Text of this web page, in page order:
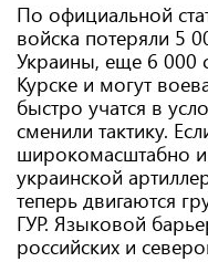
По официальной
войска потеряли 5
Украины, еще 6 000
Курске и могут
быстро учатся в
сменили тактику.
широкомасштабно
украинской
теперь двигаются
ГУР. Языковой
российских и